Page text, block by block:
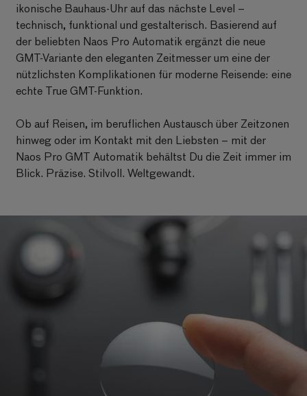
ikonische Bauhaus-Uhr auf das nächste Level –
technisch, funktional und gestalterisch. Basierend auf
der beliebten Naos Pro Automatik ergänzt die neue
GMT-Variante den eleganten Zeitmesser um eine der
nützlichsten Komplikationen für moderne Reisende: eine
echte True GMT-Funktion.
Ob auf Reisen, im beruflichen Austausch über Zeitzonen
hinweg oder im Kontakt mit den Liebsten – mit der
Naos Pro GMT Automatik behältst Du die Zeit immer im
Blick. Präzise. Stilvoll. Weltgewandt.